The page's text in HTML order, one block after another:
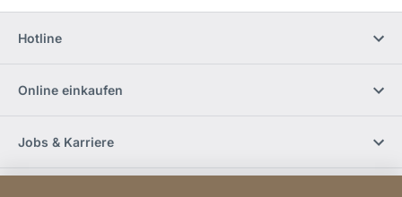
Hotline
Online einkaufen
Jobs & Karriere